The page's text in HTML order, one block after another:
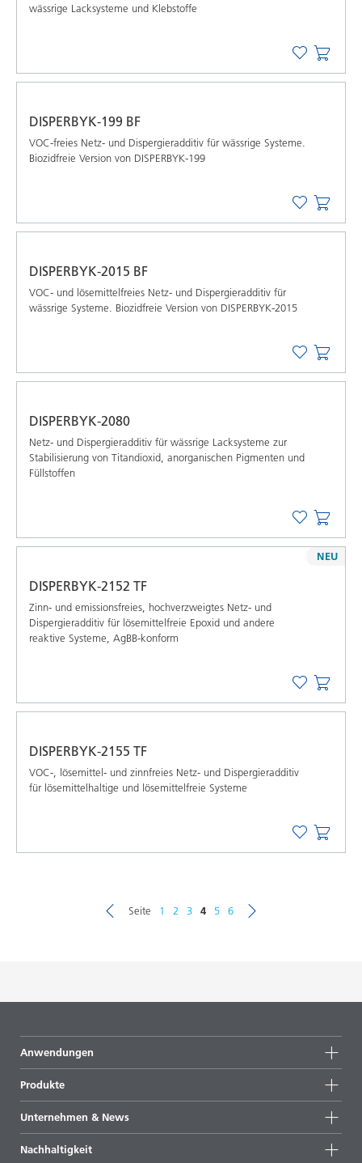
wässrige Lacksysteme und Klebstoffe
DISPERBYK-199 BF
VOC-freies Netz- und Dispergieradditiv für wässrige Systeme.
Biozidfreie Version von DISPERBYK-199
DISPERBYK-2015 BF
VOC- und lösemittelfreies Netz- und Dispergieradditiv für
wässrige Systeme. Biozidfreie Version von DISPERBYK-2015
DISPERBYK-2080
Netz- und Dispergieradditiv für wässrige Lacksysteme zur
Stabilisierung von Titandioxid, anorganischen Pigmenten und
Füllstoffen
DISPERBYK-2152 TF
Zinn- und emissionsfreies, hochverzweigtes Netz- und
Dispergieradditiv für lösemittelfreie Epoxid und andere
reaktive Systeme, AgBB-konform
NEU
DISPERBYK-2155 TF
VOC-, lösemittel- und zinnfreies Netz- und Dispergieradditiv
für lösemittelhaltige und lösemittelfreie Systeme
Seite 1 2 3 4 5 6
Anwendungen
Produkte
Alle Produkte
Highlights
Unternehmen & News
Nachhaltigkeit